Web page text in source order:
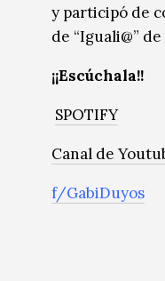
y participó de
de “Iguali@”
¡¡Escúchala!!
SPOTIFY
Canal de
f/GabiDuyos